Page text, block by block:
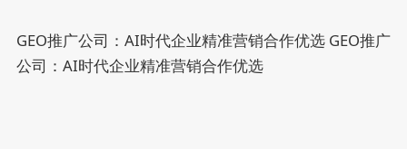
GEO推广公司：AI时代企业精准营销合作优选 GEO推广
公司：AI时代企业精准营销合作优选